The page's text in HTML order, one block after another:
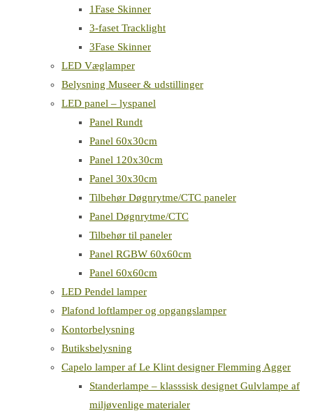
1Fase Skinner
3-faset Tracklight
3Fase Skinner
LED Væglamper
Belysning Museer & udstillinger
LED panel – lyspanel
Panel Rundt
Panel 60x30cm
Panel 120x30cm
Panel 30x30cm
Tilbehør Døgnrytme/CTC paneler
Panel Døgnrytme/CTC
Tilbehør til paneler
Panel RGBW 60x60cm
Panel 60x60cm
LED Pendel lamper
Plafond loftlamper og opgangslamper
Kontorbelysning
Butiksbelysning
Capelo lamper af Le Klint designer Flemming Agger
Standerlampe – klasssisk designet Gulvlampe af
miljøvenlige materialer